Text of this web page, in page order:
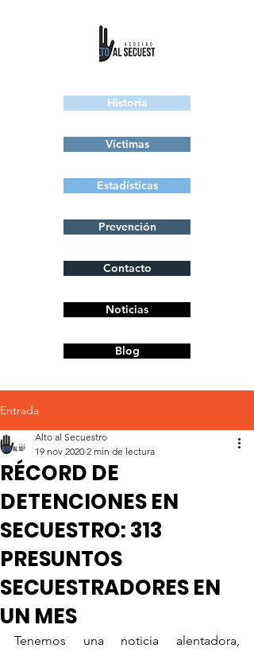
Historia
Víctimas
Estadísticas
Prevención
Contacto
Noticias
Blog
Entrada
RÉCORD DE
DETENCIONES EN
SECUESTRO: 313
PRESUNTOS
SECUESTRADORES EN
UN MES
Alto al Secuestro
19 nov 2020 2 min de lectura
Tenemos una noticia alentadora,